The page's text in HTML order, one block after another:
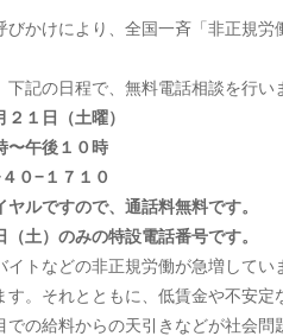
びかけにより、全国一斉「非正規
記の日程で、無料電話相談を行い
１日（土曜）
後１０時
４０−１７１０
すので、通話料無料です。
のみの特設電話番号です。
イトなどの非正規労働が急増して
す。それとともに、低賃金や不安
での給料からの天引きなどが社会